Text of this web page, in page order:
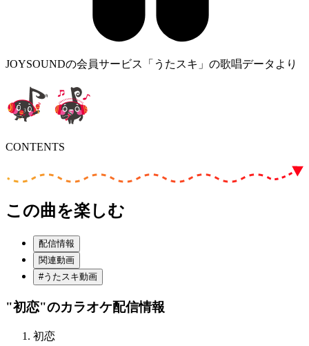
JOYSOUNDの会員サービス「うたスキ」の歌唱データより
CONTENTS
この曲を楽しむ
配信情報
関連動画
#うたスキ動画
"初恋"のカラオケ配信情報
初恋